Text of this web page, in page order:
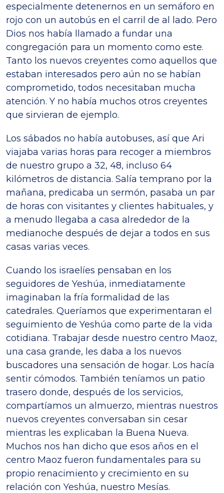
especialmente detenernos en un semáforo en
rojo con un autobús en el carril de al lado. Pero
Dios nos había llamado a fundar una
congregación para un momento como este.
Tanto los nuevos creyentes como aquellos que
estaban interesados pero aún no se habían
comprometido, todos necesitaban mucha
atención. Y no había muchos otros creyentes
que sirvieran de ejemplo.
Los sábados no había autobuses, así que Ari
viajaba varias horas para recoger a miembros
de nuestro grupo a 32, 48, incluso 64
kilómetros de distancia. Salía temprano por la
mañana, predicaba un sermón, pasaba un par
de horas con visitantes y clientes habituales, y
a menudo llegaba a casa alrededor de la
medianoche después de dejar a todos en sus
casas varias veces.
Cuando los israelíes pensaban en los
seguidores de Yeshúa, inmediatamente
imaginaban la fría formalidad de las
catedrales. Queríamos que experimentaran el
seguimiento de Yeshúa como parte de la vida
cotidiana. Trabajar desde nuestro centro Maoz,
una casa grande, les daba a los nuevos
buscadores una sensación de hogar. Los hacía
sentir cómodos. También teníamos un patio
trasero donde, después de los servicios,
compartíamos un almuerzo, mientras nuestros
nuevos creyentes conversaban sin cesar
mientras les explicaban la Buena Nueva.
Muchos nos han dicho que esos años en el
centro Maoz fueron fundamentales para su
propio renacimiento y crecimiento en su
relación con Yeshúa, nuestro Mesías.